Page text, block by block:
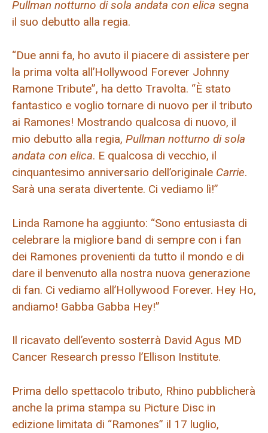
Pullman notturno di sola andata con elica segna
il suo debutto alla regia.
“Due anni fa, ho avuto il piacere di assistere per
la prima volta all’Hollywood Forever Johnny
Ramone Tribute”, ha detto Travolta. “È stato
fantastico e voglio tornare di nuovo per il tributo
ai Ramones! Mostrando qualcosa di nuovo, il
mio debutto alla regia, Pullman notturno di sola
andata con elica. E qualcosa di vecchio, il
cinquantesimo anniversario dell’originale Carrie.
Sarà una serata divertente. Ci vediamo lì!”
Linda Ramone ha aggiunto: “Sono entusiasta di
celebrare la migliore band di sempre con i fan
dei Ramones provenienti da tutto il mondo e di
dare il benvenuto alla nostra nuova generazione
di fan. Ci vediamo all’Hollywood Forever. Hey Ho,
andiamo! Gabba Gabba Hey!”
Il ricavato dell’evento sosterrà David Agus MD
Cancer Research presso l’Ellison Institute.
Prima dello spettacolo tributo, Rhino pubblicherà
anche la prima stampa su Picture Disc in
edizione limitata di “Ramones” il 17 luglio,